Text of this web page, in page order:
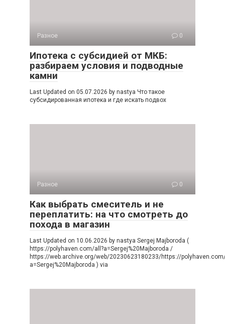
Разное 0
Ипотека с субсидией от МКБ:
разбираем условия и подводные
камни
Last Updated on 05.07.2026 by nastya Что такое
субсидированная ипотека и где искать подвох
Разное 0
Как выбрать смеситель и не
переплатить: на что смотреть до
похода в магазин
Last Updated on 10.06.2026 by nastya Sergej Majboroda (
https://polyhaven.com/all?a=Sergej%20Majboroda /
https://web.archive.org/web/20230623180233/https://
a=Sergej%20Majboroda ) via